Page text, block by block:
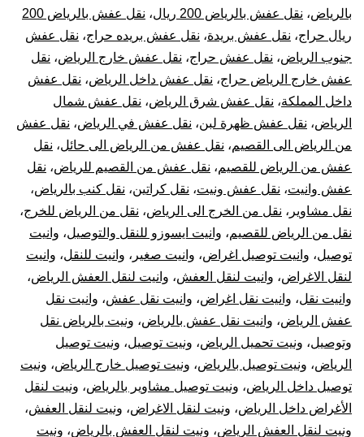
بالرياض، نقل عفش بالرياض 200 ريال ،
نقل عفش بالرياض 200
ريال حراج، نقل عفش بريدة، نقل عفش بريده حراج، نقل عفش
جنوب الرياض، نقل عفش حراج، نقل عفش خارج الرياض، نقل
عفش خارج الرياض حراج، نقل عفش داخل الرياض، نقل عفش
داخل المملكة، نقل عفش شرق الرياض، نقل عفش شمال
الرياض، نقل عفش ظهرة لبن، نقل عفش في الرياض، نقل عفش
من الرياض الى القصيم، نقل عفش من الرياض الى حائل، نقل
عفش من الرياض للقصيم، نقل عفش من القصيم للرياض، نقل
عفش وانيت، نقل عفش ونيت، نقل كراتين، نقل كنب بالرياض،
نقل مشاوير ، نقل من الخرج الى الرياض، نقل من الرياض للخرج،
نقل من الرياض للقصيم، وانيت ايسوزو للنقل والتوصيل، وانيت
توصيل، وانيت توصيل اغراض، وانيت صغير ، وانيت للنقل، وانيت
لنقل الاغراض، وانيت لنقل العفش، وانيت لنقل العفش الرياض،
وانيت نقل، وانيت نقل اغراض، وانيت نقل عفش، وانيت نقل
عفش الرياض، وانيت نقل عفش بالرياض، ونيت بالرياض نقل
وتوصيل، ونيت تحميل الرياض، ونيت توصيل، ونيت توصيل
الرياض، ونيت توصيل بالرياض، ونيت توصيل خارج الرياض، ونيت
توصيل داخل الرياض، ونيت توصيل مشاوير بالرياض، ونيت لنقل
الأغراض داخل الرياض، ونيت لنقل الاغراض، ونيت لنقل العفش،
ونيت لنقل العفش الرياض، ونيت لنقل العفش بالرياض، ونيت